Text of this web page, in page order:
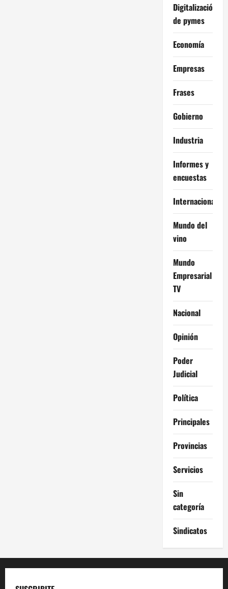
Digitalización
de pymes
Economía
Empresas
Frases
Gobierno
Industria
Informes y
encuestas
Internacional
Mundo del
vino
Mundo
Empresarial
TV
Nacional
Opinión
Poder
Judicial
Política
Principales
Provincias
Servicios
Sin
categoría
Sindicatos